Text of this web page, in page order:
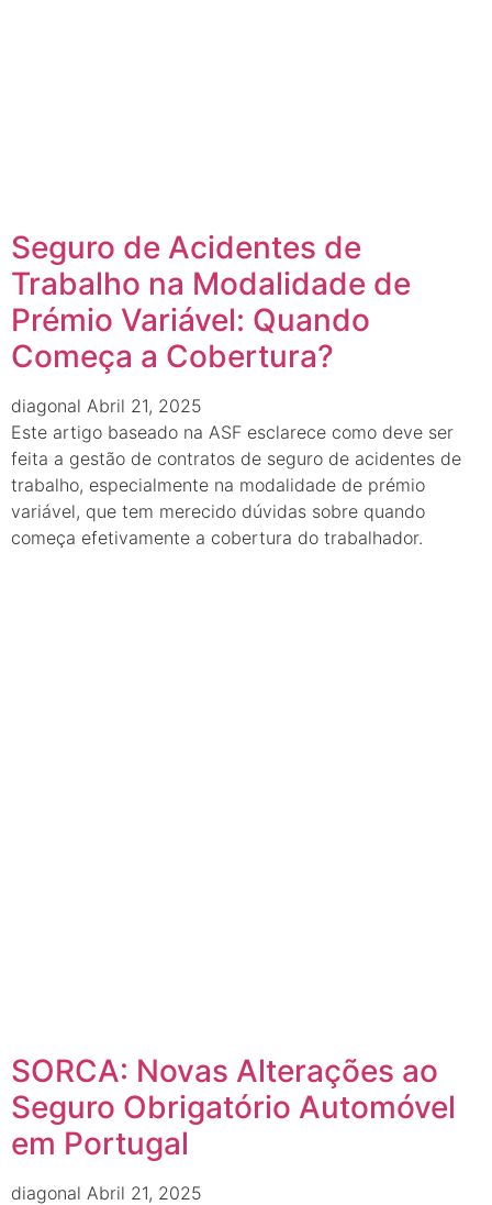
Seguro de Acidentes de
Trabalho na Modalidade de
Prémio Variável: Quando
Começa a Cobertura?
diagonal Abril 21, 2025
Este artigo baseado na ASF esclarece como deve ser
feita a gestão de contratos de seguro de acidentes de
trabalho, especialmente na modalidade de prémio
variável, que tem merecido dúvidas sobre quando
começa efetivamente a cobertura do trabalhador.
SORCA: Novas Alterações ao
Seguro Obrigatório Automóvel
em Portugal
diagonal Abril 21, 2025